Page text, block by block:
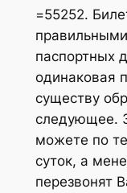
=55252.
паспортных
одинаковая
существу
следующее.
можете по
суток, а
перезвонят